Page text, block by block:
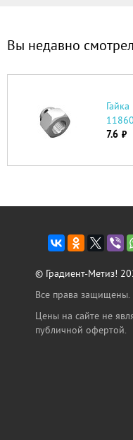
Вы недавно
7.6 руб.
© Градиент-Метиз!
Все права защищены.
Цены на сайте не
публичной офертой.